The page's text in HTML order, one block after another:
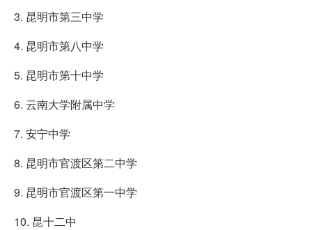
3. 昆明市第三中学
4. 昆明市第八中学
5. 昆明市第十中学
6. 云南大学附属中学
7. 安宁中学
8. 昆明市官渡区第二中学
9. 昆明市官渡区第一中学
10. 昆十二中